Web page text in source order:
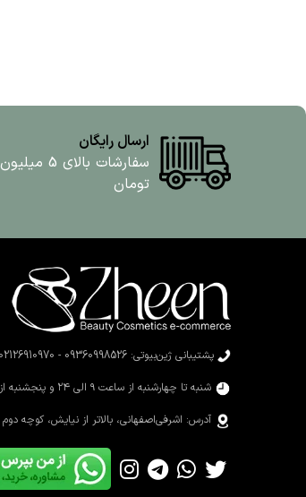
ارسال رایگان
سفارشات بالای 5 میلیون
تومان
پشتیبانی ژین‌بیوتی: 09360998526 - 02126910970
شنبه تا چهارشنبه از ساعت ۹ الی ۲۴ و پنجشنبه از ساعت ۹ الی ۲۲
آدرس: اشرفی‌اصفهانی، بالاتر از نیایش، کوچه دوم